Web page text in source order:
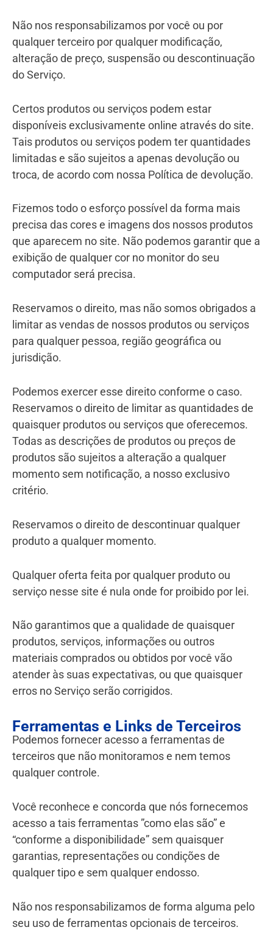
Não nos responsabilizamos por você ou por
qualquer terceiro por qualquer modificação,
alteração de preço, suspensão ou descontinuação
do Serviço.
Certos produtos ou serviços podem estar
disponíveis exclusivamente online através do site.
Tais produtos ou serviços podem ter quantidades
limitadas e são sujeitos a apenas devolução ou
troca, de acordo com nossa Política de devolução.
Fizemos todo o esforço possível da forma mais
precisa das cores e imagens dos nossos produtos
que aparecem no site. Não podemos garantir que a
exibição de qualquer cor no monitor do seu
computador será precisa.
Reservamos o direito, mas não somos obrigados a
limitar as vendas de nossos produtos ou serviços
para qualquer pessoa, região geográfica ou
jurisdição.
Podemos exercer esse direito conforme o caso.
Reservamos o direito de limitar as quantidades de
quaisquer produtos ou serviços que oferecemos.
Todas as descrições de produtos ou preços de
produtos são sujeitos a alteração a qualquer
momento sem notificação, a nosso exclusivo
critério.
Reservamos o direito de descontinuar qualquer
produto a qualquer momento.
Qualquer oferta feita por qualquer produto ou
serviço nesse site é nula onde for proibido por lei.
Não garantimos que a qualidade de quaisquer
produtos, serviços, informações ou outros
materiais comprados ou obtidos por você vão
atender às suas expectativas, ou que quaisquer
erros no Serviço serão corrigidos.
Ferramentas e Links de Terceiros
Podemos fornecer acesso a ferramentas de
terceiros que não monitoramos e nem temos
qualquer controle.
Você reconhece e concorda que nós fornecemos
acesso a tais ferramentas ”como elas são” e
“conforme a disponibilidade” sem quaisquer
garantias, representações ou condições de
qualquer tipo e sem qualquer endosso.
Não nos responsabilizamos de forma alguma pelo
seu uso de ferramentas opcionais de terceiros.